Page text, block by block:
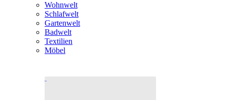
Wohnwelt
Schlafwelt
Gartenwelt
Badwelt
Textilien
Möbel